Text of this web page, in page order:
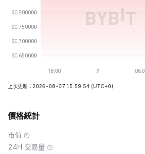
上次更新：2026-08-07 15:59:54 (UTC+0)
價格統計
市值
24H 交易量